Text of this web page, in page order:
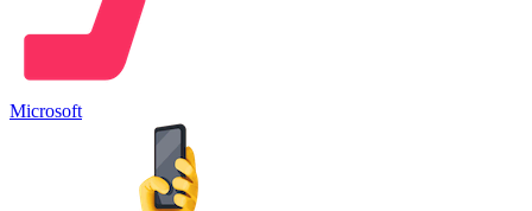
Microsoft